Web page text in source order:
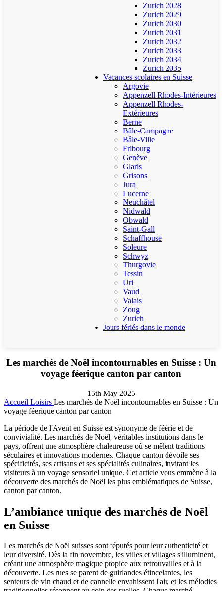
Zurich 2028
Zurich 2029
Zurich 2030
Zurich 2031
Zurich 2032
Zurich 2033
Zurich 2034
Zurich 2035
Vacances scolaires en Suisse
Argovie
Appenzell Rhodes-Intérieures
Appenzell Rhodes-
Extérieures
Berne
Bâle-Campagne
Bâle-Ville
Fribourg
Genève
Glaris
Grisons
Jura
Lucerne
Neuchâtel
Nidwald
Obwald
Saint-Gall
Schaffhouse
Soleure
Schwyz
Thurgovie
Tessin
Uri
Vaud
Valais
Zoug
Zurich
Jours fériés dans le monde
Les marchés de Noël incontournables en Suisse : Un
voyage féerique canton par canton
15th May 2025
Accueil Loisirs Les marchés de Noël incontournables en Suisse : Un
voyage féerique canton par canton
La période de l'Avent en Suisse est synonyme de féérie et de
convivialité. Les marchés de Noël, véritables institutions dans le
pays, offrent une atmosphère chaleureuse où se mêlent traditions
séculaires et innovations modernes. Chaque canton dévoile ses
spécificités, ses artisans et ses spécialités culinaires, invitant les
visiteurs à un voyage sensoriel unique. Cet article vous emmène à la
découverte des marchés de Noël les plus emblématiques de Suisse,
canton par canton.
L’ambiance unique des marchés de Noël
en Suisse
Les marchés de Noël suisses sont réputés pour leur authenticité et
leur diversité. Dès la fin novembre, les villes et villages s'illuminent,
créant une atmosphère magique propice aux retrouvailles et à la
découverte. Les rues se parent de guirlandes étincelantes, les
senteurs de vin chaud et de cannelle envahissent l'air, et les mélodies